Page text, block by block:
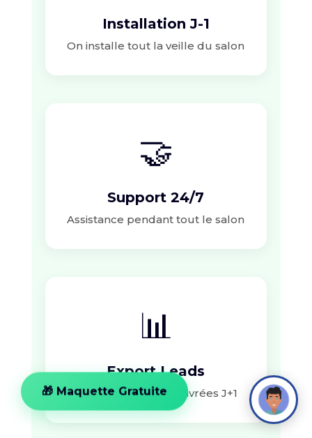
Installation J-1
On installe tout la veille du salon
🤝
Support 24/7
Assistance pendant tout le salon
📊
Export Leads
Données nettoyées livrées J+1
🎁 Maquette Gratuite